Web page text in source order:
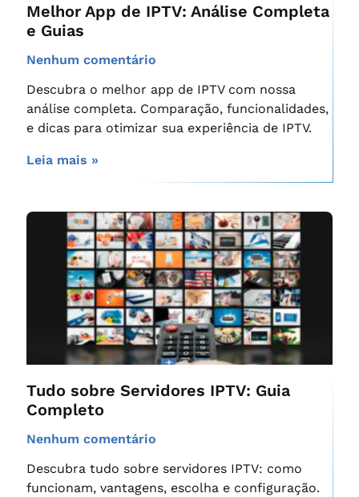
Melhor App de IPTV: Análise Completa
e Guias
Nenhum comentário
Descubra o melhor app de IPTV com nossa
análise completa. Comparação, funcionalidades,
e dicas para otimizar sua experiência de IPTV.
Leia mais »
Tudo sobre Servidores IPTV: Guia
Completo
Nenhum comentário
Descubra tudo sobre servidores IPTV: como
funcionam, vantagens, escolha e configuração.